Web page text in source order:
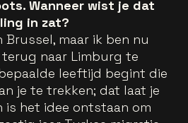
Wanneer wist je dat
in zat?
Brussel, maar ik ben nu
naar Limburg te
leeftijd begint die
je te trekken; dat laat je
is het idee ontstaan om